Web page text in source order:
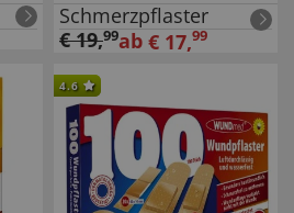
Schmerzpflaster
€19,99ab € 17,99
4.6